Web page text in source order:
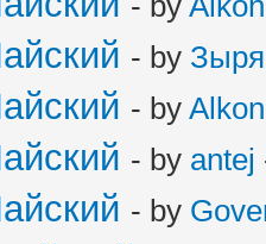
- by
- by
- by antej
- by